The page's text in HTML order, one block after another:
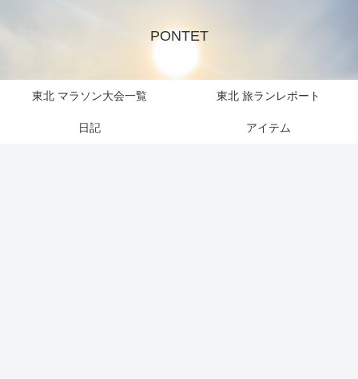
PONTET
東北 マラソン大会一覧 東北 旅ランレポート
日記 アイテム